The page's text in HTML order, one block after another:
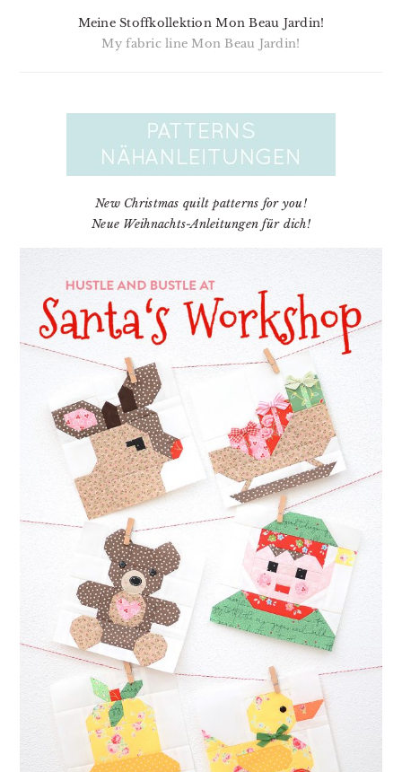
Meine Stoffkollektion Mon Beau Jardin!
My fabric line Mon Beau Jardin!
New Christmas quilt patterns for you!
Neue Weihnachts-Anleitungen für dich!